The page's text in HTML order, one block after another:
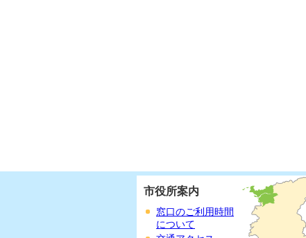
市役所案内
窓口のご利用時間
について